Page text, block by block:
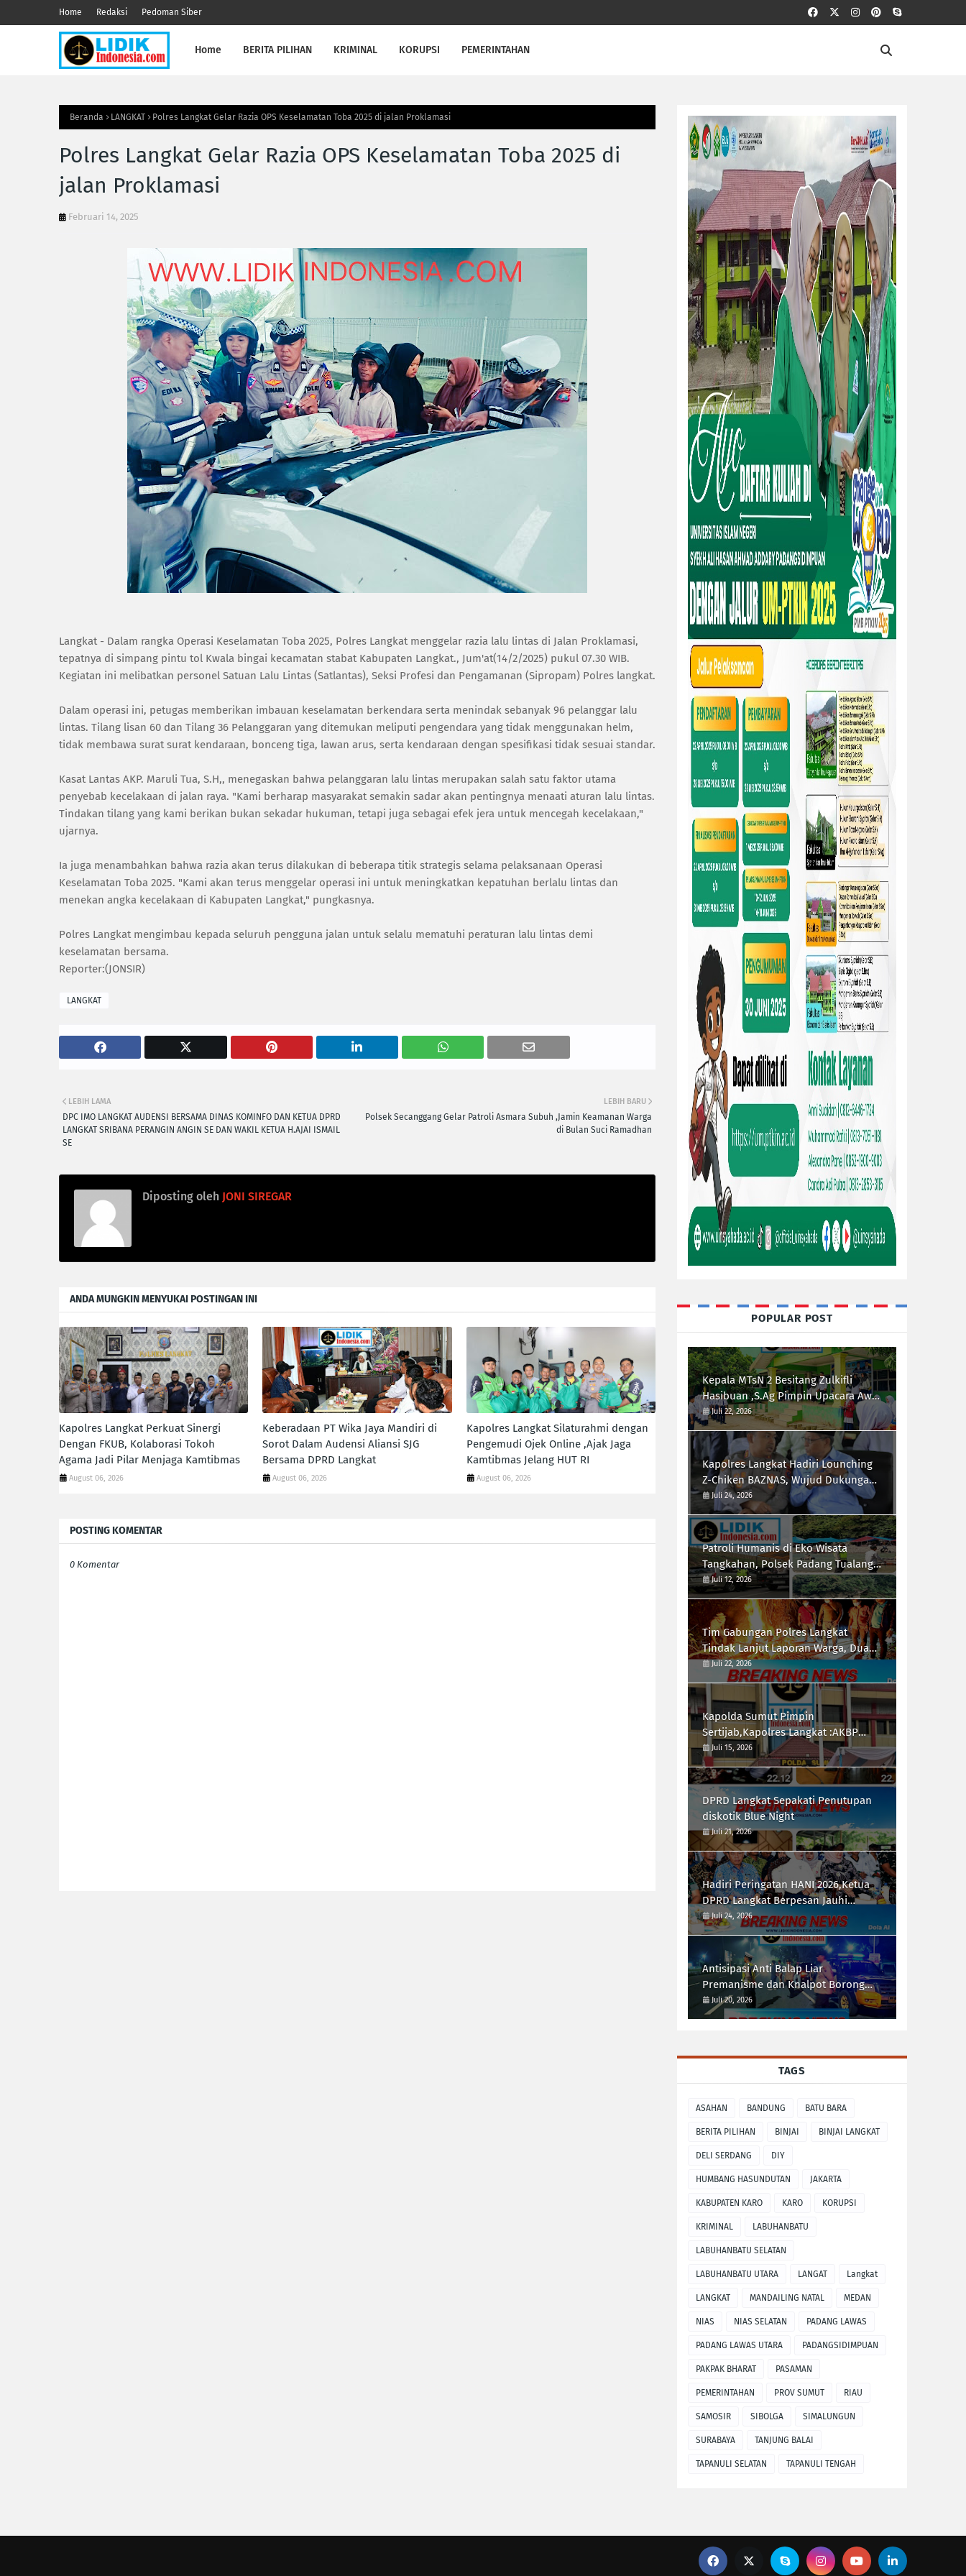
Home Redaksi Pedoman Siber
Home BERITA PILIHAN KRIMINAL KORUPSI PEMERINTAHAN
Beranda LANGKAT Polres Langkat Gelar Razia OPS Keselamatan Toba 2025 di jalan Proklamasi
Polres Langkat Gelar Razia OPS Keselamatan Toba 2025 di
jalan Proklamasi
Februari 14, 2025
Langkat - Dalam rangka Operasi Keselamatan Toba 2025, Polres Langkat menggelar razia lalu lintas di Jalan Proklamasi,
tepatnya di simpang pintu tol Kwala bingai kecamatan stabat Kabupaten Langkat., Jum'at(14/2/2025) pukul 07.30 WIB.
Kegiatan ini melibatkan personel Satuan Lalu Lintas (Satlantas), Seksi Profesi dan Pengamanan (Sipropam) Polres langkat.
Dalam operasi ini, petugas memberikan imbauan keselamatan berkendara serta menindak sebanyak 96 pelanggar lalu
lintas. Tilang lisan 60 dan Tilang 36 Pelanggaran yang ditemukan meliputi pengendara yang tidak menggunakan helm,
tidak membawa surat surat kendaraan, bonceng tiga, lawan arus, serta kendaraan dengan spesifikasi tidak sesuai standar.
Kasat Lantas AKP. Maruli Tua, S.H,, menegaskan bahwa pelanggaran lalu lintas merupakan salah satu faktor utama
penyebab kecelakaan di jalan raya. "Kami berharap masyarakat semakin sadar akan pentingnya menaati aturan lalu lintas.
Tindakan tilang yang kami berikan bukan sekadar hukuman, tetapi juga sebagai efek jera untuk mencegah kecelakaan,"
ujarnya.
Ia juga menambahkan bahwa razia akan terus dilakukan di beberapa titik strategis selama pelaksanaan Operasi
Keselamatan Toba 2025. "Kami akan terus menggelar operasi ini untuk meningkatkan kepatuhan berlalu lintas dan
menekan angka kecelakaan di Kabupaten Langkat," pungkasnya.
Polres Langkat mengimbau kepada seluruh pengguna jalan untuk selalu mematuhi peraturan lalu lintas demi
keselamatan bersama.
Reporter:(JONSIR)
LANGKAT
LEBIH BARU
Polsek Secanggang Gelar Patroli Asmara Subuh ,Jamin Keamanan Warga
di Bulan Suci Ramadhan
LEBIH LAMA
DPC IMO LANGKAT AUDENSI BERSAMA DINAS KOMINFO DAN KETUA DPRD
LANGKAT SRIBANA PERANGIN ANGIN SE DAN WAKIL KETUA H.AJAI ISMAIL
SE
Diposting oleh JONI SIREGAR
ANDA MUNGKIN MENYUKAI POSTINGAN INI
Kapolres Langkat Perkuat Sinergi
Dengan FKUB, Kolaborasi Tokoh
Agama Jadi Pilar Menjaga Kamtibmas
August 06, 2026
Keberadaan PT Wika Jaya Mandiri di
Sorot Dalam Audensi Aliansi SJG
Bersama DPRD Langkat
August 06, 2026
Kapolres Langkat Silaturahmi dengan
Pengemudi Ojek Online ,Ajak Jaga
Kamtibmas Jelang HUT RI
August 06, 2026
POSTING KOMENTAR
0 Komentar
POPULAR POST
Kepala MTsN 2 Besitang Zulkifli
Hasibuan ,S.Ag Pimpin Upacara Awal
Semester,Siapkan Generasi
Berkarakter dan Berprestasi
Juli 22, 2026
Kapolres Langkat Hadiri Lounching
Z-Chiken BAZNAS, Wujud Dukungan
Polri Terhadap Pemberdayaan
Ekonomi Masyarakat
Juli 24, 2026
Patroli Humanis di Eko Wisata
Tangkahan, Polsek Padang Tualang
Himbau Pengunjung Utamakan
Keselamatan
Juli 12, 2026
Tim Gabungan Polres Langkat
Tindak Lanjut Laporan Warga, Dua
Titik di Duga Lokasi Penyalah
Gunaan Narkoba di Desa Bubun di
Musnahkan
Juli 22, 2026
Kapolda Sumut Pimpin
Sertijab,Kapolres Langkat :AKBP
Hannry PH.Tambunan S.E ,S.I.K,
Resmi Menjabat
Juli 15, 2026
DPRD Langkat Sepakati Penutupan
diskotik Blue Night
Juli 21, 2026
Hadiri Peringatan HANI 2026,Ketua
DPRD Langkat Berpesan Jauhi
Narkotika
Juli 24, 2026
Antisipasi Anti Balap Liar
Premanisme dan Knalpot Borong
Tim UKL Polres Langkat Laksanakan
Patroli Malam
Juli 20, 2026
TAGS
ASAHAN BANDUNG BATU BARA
BERITA PILIHAN BINJAI BINJAI LANGKAT
DELI SERDANG DIY
HUMBANG HASUNDUTAN JAKARTA
KABUPATEN KARO KARO KORUPSI
KRIMINAL LABUHANBATU
LABUHANBATU SELATAN
LABUHANBATU UTARA LANGAT Langkat
LANGKAT MANDAILING NATAL MEDAN
NIAS NIAS SELATAN PADANG LAWAS
PADANG LAWAS UTARA PADANGSIDIMPUAN
PAKPAK BHARAT PASAMAN
PEMERINTAHAN PROV SUMUT RIAU
SAMOSIR SIBOLGA SIMALUNGUN
SURABAYA TANJUNG BALAI
TAPANULI SELATAN TAPANULI TENGAH